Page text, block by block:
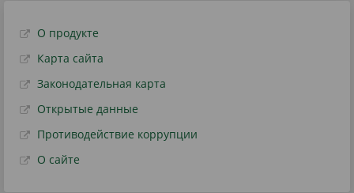
О продукте
Карта сайта
Законодательная карта
Открытые данные
Противодействие коррупции
О сайте